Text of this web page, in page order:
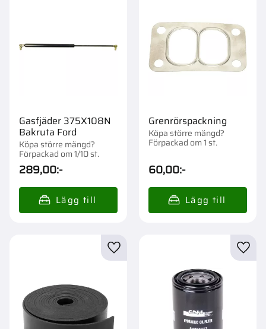
Gasfjäder 375X108N
Bakruta Ford
Köpa större mängd?
Förpackad om 1/10 st.
289,00:-
Grenrörspackning
Köpa större mängd?
Förpackad om 1 st.
60,00:-
Lägg till i favoriter